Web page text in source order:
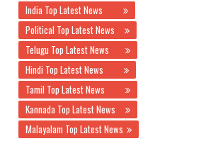
India Top Latest News
Political Top Latest News
Telugu Top Latest News
Hindi Top Latest News
Tamil Top Latest News
Kannada Top Latest News
Malayalam Top Latest News